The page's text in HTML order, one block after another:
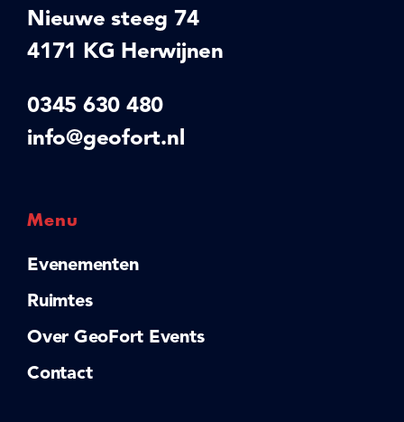
Nieuwe steeg 74
4171 KG Herwijnen
0345 630 480
info@geofort.nl
Menu
Evenementen
Ruimtes
Over GeoFort Events
Contact